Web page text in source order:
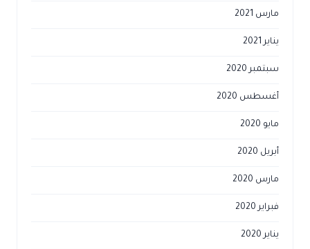
مارس 2021
يناير 2021
سبتمبر 2020
أغسطس 2020
مايو 2020
أبريل 2020
مارس 2020
فبراير 2020
يناير 2020